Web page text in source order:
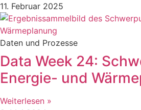
11. Februar 2025
Daten und Prozesse
Data Week 24:
Energie- und
Weiterlesen »